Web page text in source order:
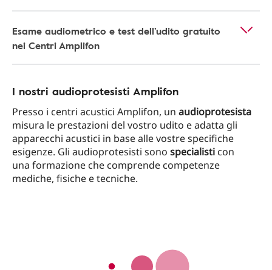
Esame audiometrico e test dell’udito gratuito
nei Centri Amplifon
I nostri audioprotesisti Amplifon
Presso i centri acustici Amplifon, un audioprotesista
misura le prestazioni del vostro udito e adatta gli
apparecchi acustici in base alle vostre specifiche
esigenze. Gli audioprotesisti sono specialisti con
una formazione che comprende competenze
mediche, fisiche e tecniche.